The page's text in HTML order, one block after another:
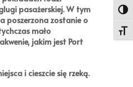
pasażerskiej. W tym
poszerzona zostanie o
mało
jakim jest Port
i cieszcie się rzeką.